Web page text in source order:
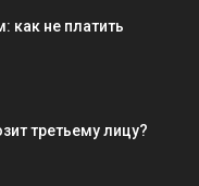
как не платить
третьему лицу?